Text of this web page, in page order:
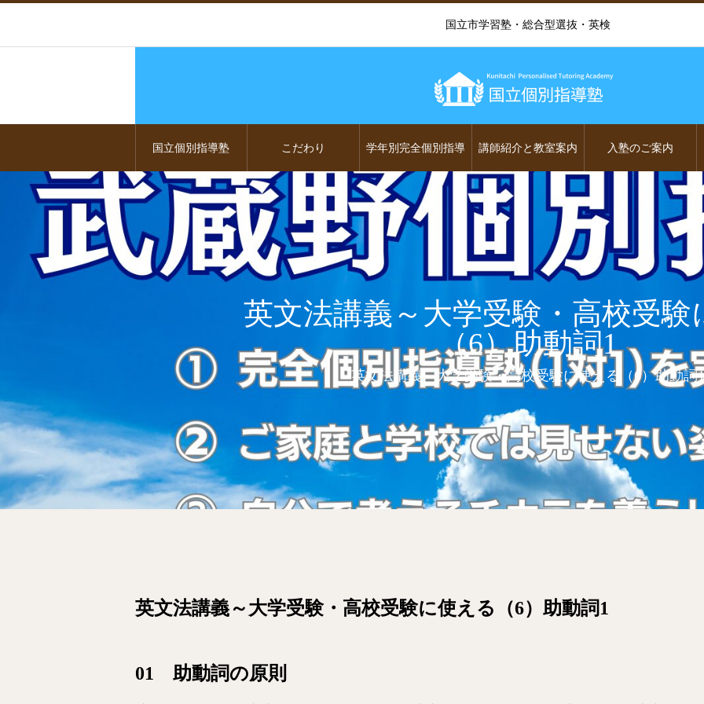
国立市学習塾・総合型選抜・英検
国立個別指導塾 こだわり 学年別完全個別指導 講師紹介と教室案内 入塾のご案内
英文法講義～大学受験・高校受験
（6）助動詞1
英文法講義～大学受験・高校受験に使える（6）助動詞1
英文法講義～大学受験・高校受験に使える（6）助動詞1
01 助動詞の原則